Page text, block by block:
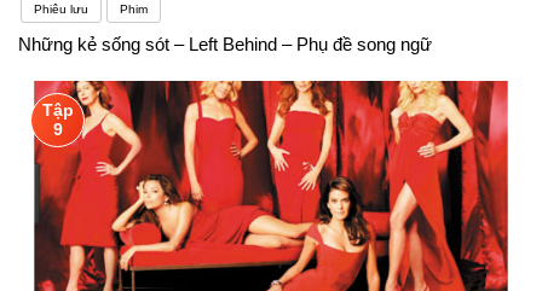
Phiêu lưu Phim
Những kẻ sống sót – Left Behind – Phụ đề song ngữ
Tập
9